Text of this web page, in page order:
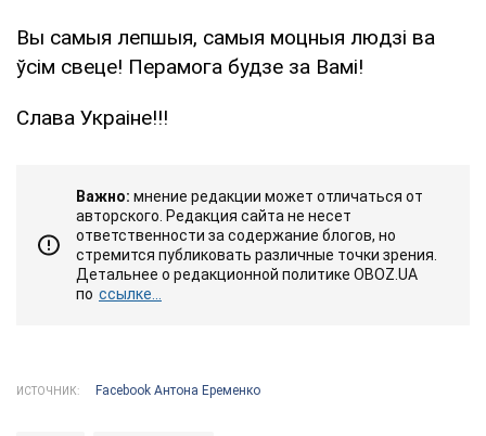
Вы самыя лепшыя, самыя моцныя людзі ва
ўсім свеце! Перамога будзе за Вамі!
Слава Украіне!!!
Важно: мнение редакции может отличаться от
авторского. Редакция сайта не несет
ответственности за содержание блогов, но
стремится публиковать различные точки зрения.
Детальнее о редакционной политике OBOZ.UA
по ссылке...
ИСТОЧНИК: Facebook Антона Еременко